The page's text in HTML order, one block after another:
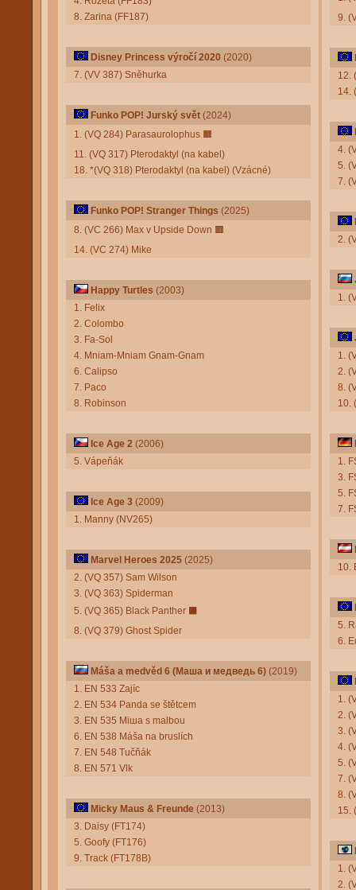
8. Zarina (FF187)
Disney Princess výročí 2020 (2020)
7. (VV 387) Sněhurka
Funko POP! Jurský svět (2024)
1. (VQ 284) Parasaurolophus 🟧
11. (VQ 317) Pterodaktyl (na kabel)
18. *(VQ 318) Pterodaktyl (na kabel) (Vzácné)
Funko POP! Stranger Things (2025)
8. (VC 266) Max v Upside Down 🟫
14. (VC 274) Mike
Happy Turtles (2003)
1. Felix
2. Colombo
3. Fa-Sol
4. Mniam-Mniam Gnam-Gnam
6. Calipso
7. Paco
8. Robinson
Ice Age 2 (2006)
5. Vápeňák
Ice Age 3 (2009)
1. Manny (NV265)
Marvel Heroes 2025 (2025)
2. (VQ 357) Sam Wilson
3. (VQ 363) Spiderman
5. (VQ 365) Black Panther
8. (VQ 379) Ghost Spider
Máša a medvěd 6 (Маша и медведь 6) (2019)
1. EN 533 Zajíc
2. EN 534 Panda se štětcem
3. EN 535 Мiша s malbou
6. EN 538 Máša na bruslích
7. EN 548 Tučňák
8. EN 571 Vlk
Micky Maus & Freunde (2013)
3. Daisy (FT174)
5. Goofy (FT176)
9. Track (FT178B)
9.
12.
14.
4.
5.
7.
2.
1.
1.
2.
8.
10.
1.
3.
5.
7.
10.
5.
6.
1.
2.
3.
4.
5.
7.
8.
15.
1.
2.